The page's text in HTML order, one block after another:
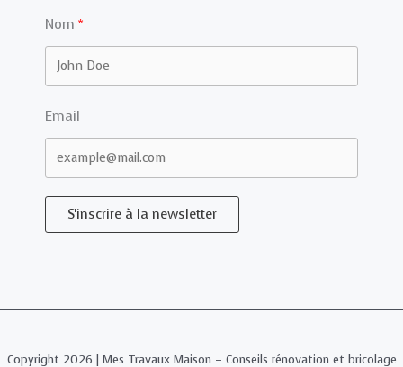
Nom
Email
S'inscrire à la newsletter
Copyright 2026 | Mes Travaux Maison – Conseils rénovation et bricolage